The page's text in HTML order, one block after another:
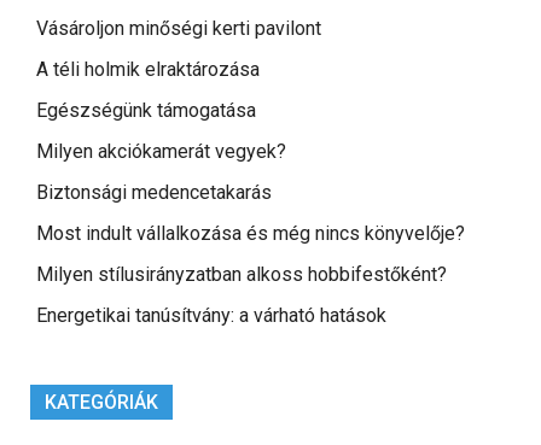
Vásároljon minőségi kerti pavilont
A téli holmik elraktározása
Egészségünk támogatása
Milyen akciókamerát vegyek?
Biztonsági medencetakarás
Most indult vállalkozása és még nincs könyvelője?
Milyen stílusirányzatban alkoss hobbifestőként?
Energetikai tanúsítvány: a várható hatások
KATEGÓRIÁK